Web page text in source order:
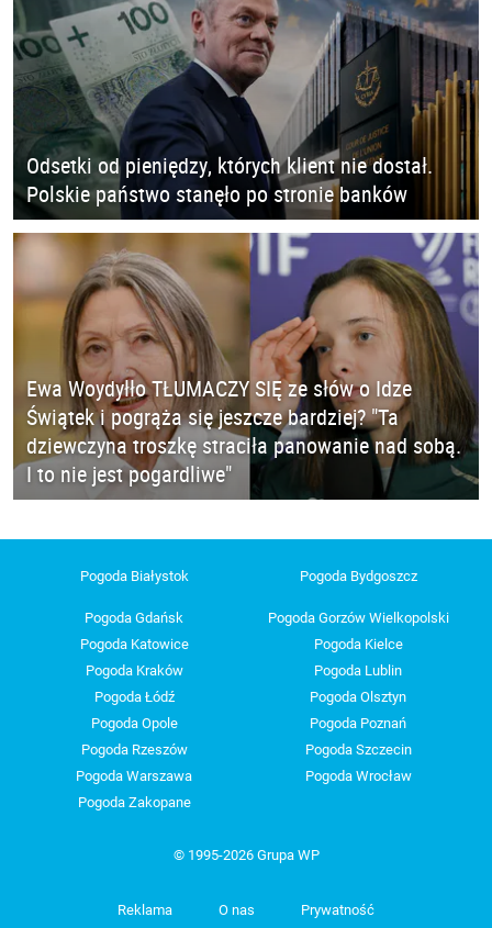
Odsetki od pieniędzy, których klient nie dostał.
Polskie państwo stanęło po stronie banków
Ewa Woydyłło TŁUMACZY SIĘ ze słów o Idze
Świątek i pogrąża się jeszcze bardziej? "Ta
dziewczyna troszkę straciła panowanie nad sobą.
I to nie jest pogardliwe"
Pogoda Białystok Pogoda Bydgoszcz
Pogoda Gdańsk
Pogoda Gorzów Wielkopolski
Pogoda Katowice
Pogoda Kielce
Pogoda Kraków
Pogoda Lublin
Pogoda Łódź
Pogoda Olsztyn
Pogoda Opole
Pogoda Poznań
Pogoda Rzeszów
Pogoda Szczecin
Pogoda Warszawa
Pogoda Wrocław
Pogoda Zakopane
© 1995-2026 Grupa WP
Reklama O nas Prywatność